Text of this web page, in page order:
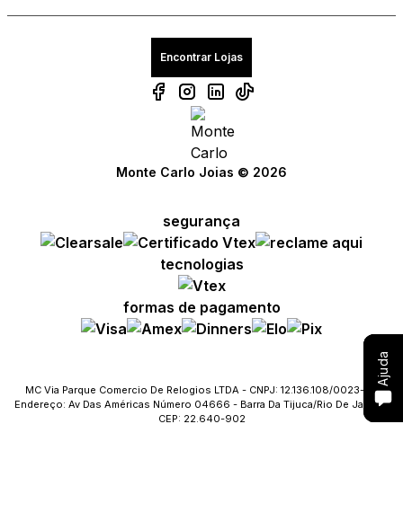
Compre com um Embaixador
Solicite troca ou devolução
Conheça o Bônus MC
Fale com o SAC
Ajuda
Compre com um Embaixador
Solicite troca ou devolução
Conheça o Bônus MC
Fale com o SAC
Ajuda
Encontrar Lojas
Monte Carlo Joias © 2026
segurança
tecnologias
formas de pagamento
MC Via Parque Comercio De Relogios LTDA - CNPJ: 12.136.108/0023-09
Endereço: Av Das Américas Número 04666 - Barra Da Tijuca/Rio De Janeiro
CEP: 22.640-902
Compre com um Embaixador
Solicite troca ou devolução
Conheça o Bônus MC
Fale com o SAC
Ajuda